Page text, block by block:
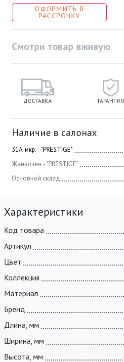
ОФОРМИТЬ В
РАССРОЧКУ
Смотри товар вживую
ДОСТАВКА ГАРАНТИЯ
Наличие в салонах
31А мкр. - "PRESTIGE"
Жанаозен - "PRESTIGE"
Основной склад
Характеристики
Код товара
Артикул
Цвет
Коллекция
Материал
Бренд
Длина, мм
Ширина, мм
Высота, мм